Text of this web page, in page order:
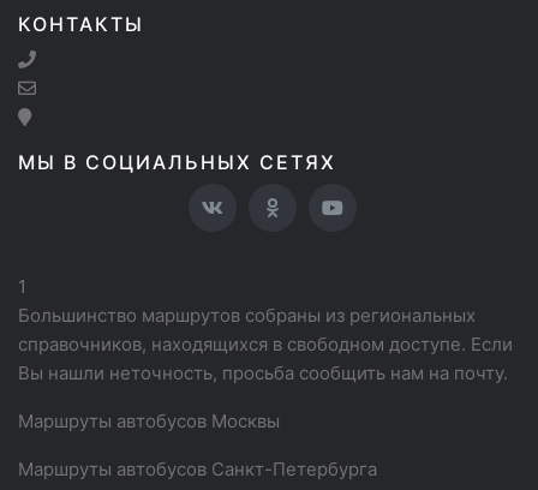
КОНТАКТЫ
МЫ В СОЦИАЛЬНЫХ СЕТЯХ
1
Большинство маршрутов собраны из региональных
справочников, находящихся в свободном доступе. Если
Вы нашли неточность, просьба сообщить нам на почту.
Маршруты автобусов Москвы
Маршруты автобусов Санкт-Петербурга